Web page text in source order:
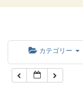
カテゴリー
06:00